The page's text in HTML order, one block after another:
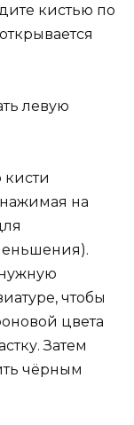
кистью по
левую
кисти
на
чтобы
цвета
Затем
чёрным